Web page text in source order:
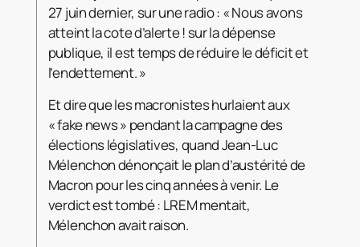
27 juin dernier, sur une radio : « Nous avons
atteint la cote d’alerte ! sur la dépense
publique, il est temps de réduire le déficit et
l’endettement. »
Et dire que les macronistes hurlaient aux
« fake news » pendant la campagne des
élections législatives, quand Jean-Luc
Mélenchon dénonçait le plan d’austérité de
Macron pour les cinq années à venir. Le
verdict est tombé : LREM mentait,
Mélenchon avait raison.